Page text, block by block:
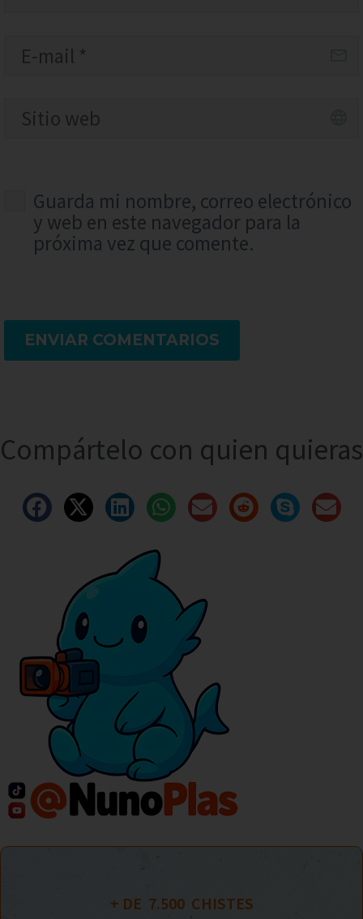
Guarda mi nombre, correo electrónico
y web en este navegador para la
próxima vez que comente.
ENVIAR COMENTARIOS
Compártelo con quien quieras
+ DE 7.500
  CHISTES